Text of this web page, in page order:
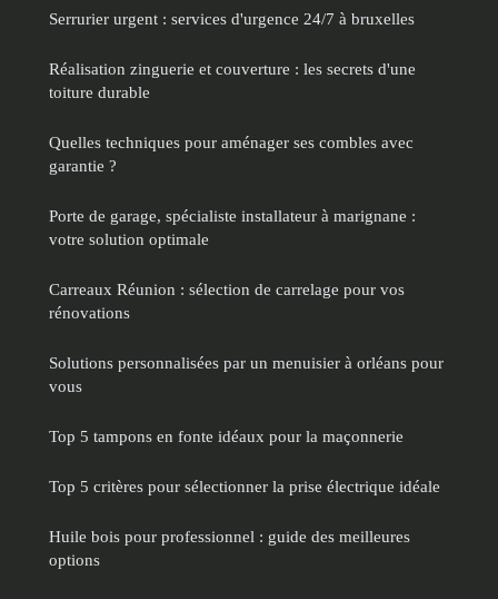
Serrurier urgent : services d'urgence 24/7 à bruxelles
Réalisation zinguerie et couverture : les secrets d'une
toiture durable
Quelles techniques pour aménager ses combles avec
garantie ?
Porte de garage, spécialiste installateur à marignane :
votre solution optimale
Carreaux Réunion : sélection de carrelage pour vos
rénovations
Solutions personnalisées par un menuisier à orléans pour
vous
Top 5 tampons en fonte idéaux pour la maçonnerie
Top 5 critères pour sélectionner la prise électrique idéale
Huile bois pour professionnel : guide des meilleures
options